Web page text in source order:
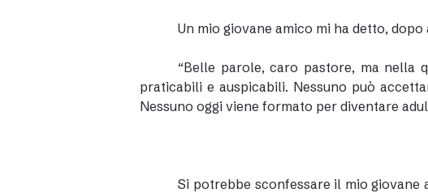
Un mio giovane amico mi ha detto,
“Belle parole, caro pastore, ma nella
praticabili e auspicabili. Nessuno può
Nessuno oggi viene formato per diventare
Si potrebbe sconfessare il mio giovane